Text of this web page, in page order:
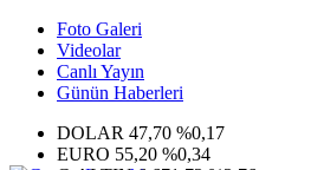
Foto Galeri
Videolar
Canlı Yayın
Günün Haberleri
DOLAR 47,70 %0,17
EURO 55,20 %0,34